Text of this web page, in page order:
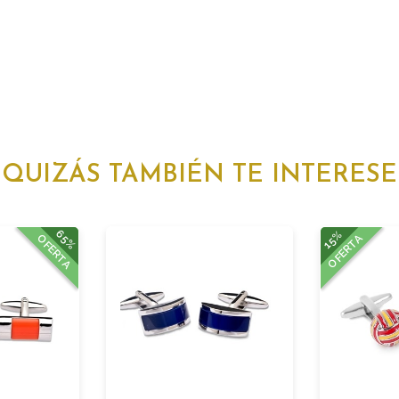
QUIZÁS TAMBIÉN TE INTERESE
65%
OFERTA 15%
OFERTA